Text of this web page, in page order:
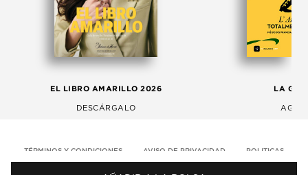
EL LIBRO AMARILLO 2026
DESCÁRGALO
LA
TÉRMINOS Y CONDICIONES AVISO DE PRIVACIDAD POLITICAS